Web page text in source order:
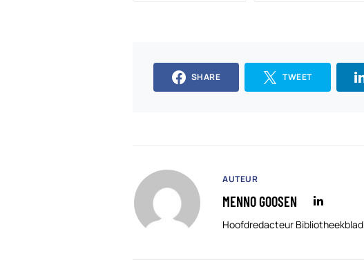
SHARE TWEET
AUTEUR
MENNO GOOSEN
Hoofdredacteur Bibliotheekblad